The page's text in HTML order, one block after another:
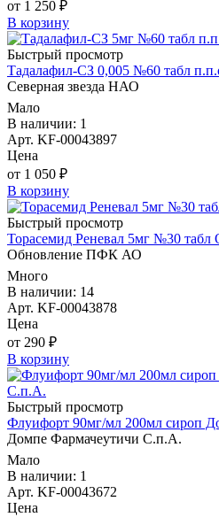
от 1 250 ₽
В корзину
Быстрый просмотр
Тадалафил-СЗ 0,005 №60 табл
Северная звезда НАО
Мало
В наличии: 1
Арт. KF-00043897
Цена
от 1 050 ₽
В корзину
Быстрый просмотр
Торасемид Реневал 5мг №30
Обновление ПФК АО
Много
В наличии: 14
Арт. KF-00043878
Цена
от 290 ₽
В корзину
Быстрый просмотр
Флуифорт 90мг/мл 200мл сироп
Домпе Фармачеутичи С.п.А.
Мало
В наличии: 1
Арт. KF-00043672
Цена